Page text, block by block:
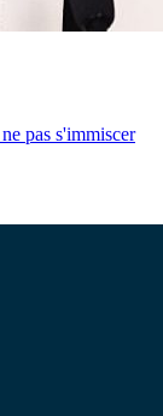
pas s'immiscer